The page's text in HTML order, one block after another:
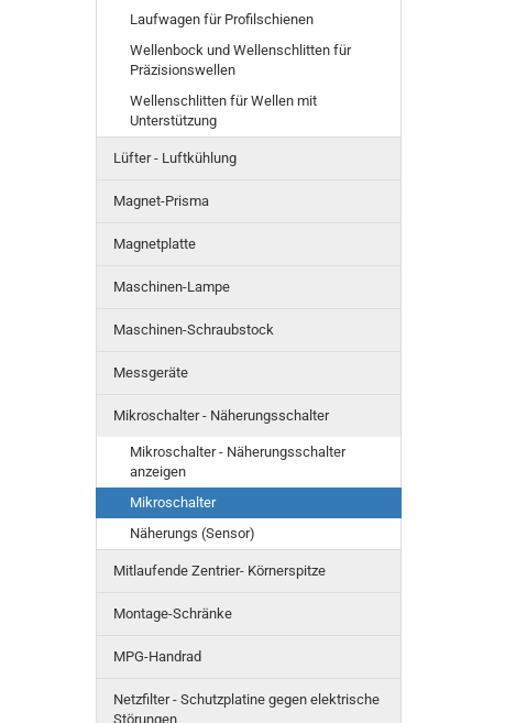
Laufwagen für Profilschienen
Wellenbock und Wellenschlitten für
Präzisionswellen
Wellenschlitten für Wellen mit
Unterstützung
Lüfter - Luftkühlung
Magnet-Prisma
Magnetplatte
Maschinen-Lampe
Maschinen-Schraubstock
Messgeräte
Mikroschalter - Näherungsschalter
Mikroschalter - Näherungsschalter
anzeigen
Mikroschalter
Näherungs (Sensor)
Mitlaufende Zentrier- Körnerspitze
Montage-Schränke
MPG-Handrad
Netzfilter - Schutzplatine gegen elektrische
Störungen